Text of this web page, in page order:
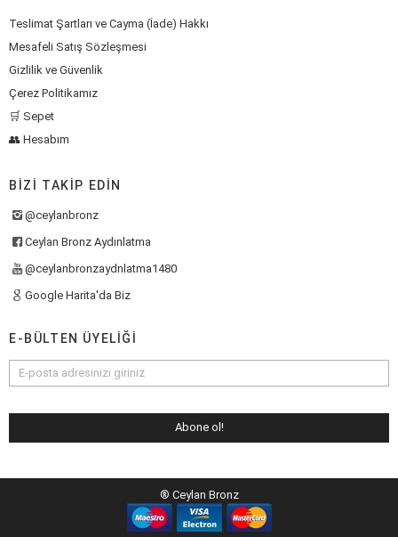
Teslimat Şartları ve Cayma (İade) Hakkı
Mesafeli Satış Sözleşmesi
Gizlilik ve Güvenlik
Çerez Politikamız
🛒 Sepet
👥 Hesabım
BIZI TAKIP EDIN
@ceylanbronz
Ceylan Bronz Aydınlatma
@ceylanbronzaydnlatma1480
Google Harita'da Biz
E-BÜLTEN ÜYELIĞI
® Ceylan Bronz